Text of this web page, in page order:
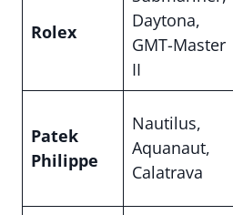
Rolex
Daytona,
GMT-Master
II
Patek
Philippe
Nautilus,
Aquanaut,
Calatrava